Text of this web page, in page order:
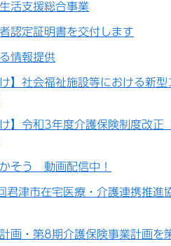
活支援総合事業
認定証明書を交付します
情報提供
け】社会福祉施設等における新
け】令和3年度介護保険制度改正
そう 動画配信中！
君津市在宅医療・介護連携推進
画・第8期介護保険事業計画を